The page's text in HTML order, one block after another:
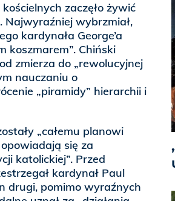
zaczęło żywić
wybrzmiał,
kardynała George’a
koszmarem”. Chiński
zmierza do „rewolucyjnej
nauczaniu o
„piramidy” hierarchii i
„całemu planowi
się za
katolickiej”. Przed
kardynał Paul
drugi, pomimo wyraźnych